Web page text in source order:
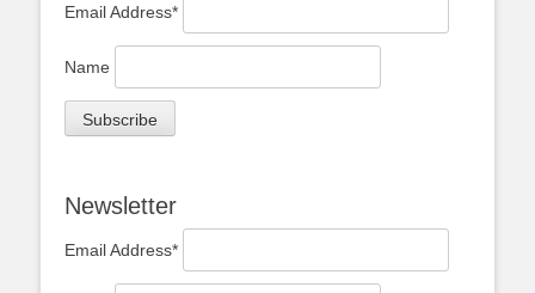
Email Address*
Name
Newsletter
Email Address*